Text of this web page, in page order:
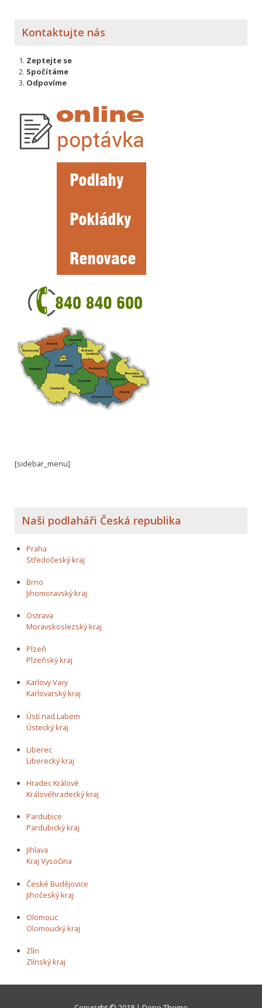
Kontaktujte nás
Zeptejte se
Spočítáme
Odpovíme
[sidebar_menu]
Naši podlaháři Česká republika
Praha
Středočeský kraj
Brno
Jihomoravský kraj
Ostrava
Moravskoslezský kraj
Plzeň
Plzeňský kraj
Karlovy Vary
Karlovarský kraj
Ústí nad Labem
Ústecký kraj
Liberec
Liberecký kraj
Hradec Králové
Královéhradecký kraj
Pardubice
Pardubický kraj
Jihlava
Kraj Vysočina
České Budějovice
Jihočeský kraj
Olomouc
Olomoucký kraj
Zlín
Zlínský kraj